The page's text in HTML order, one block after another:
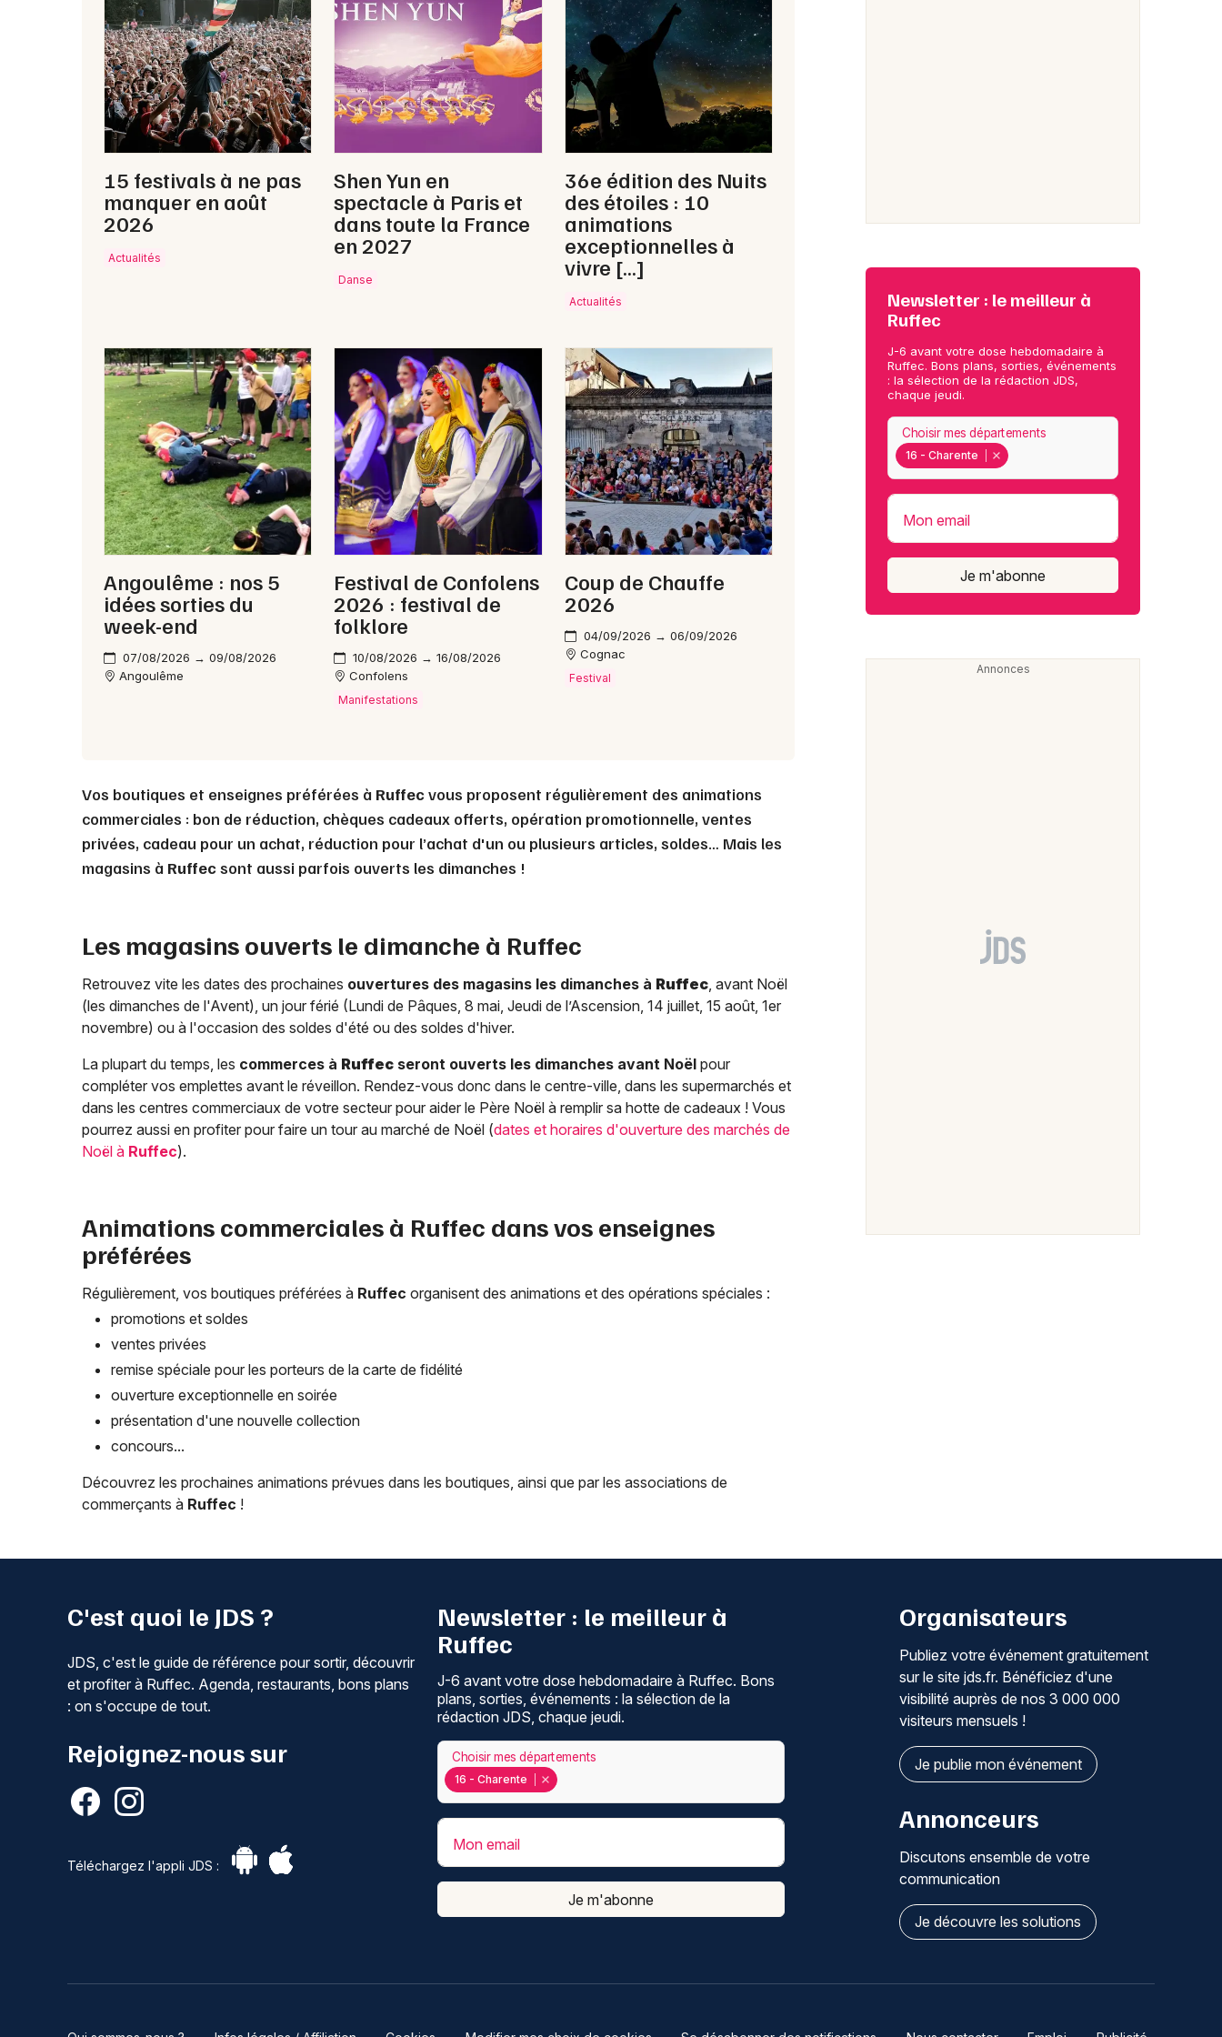
Animations commerciales en Nouvelle-
Aquitaine
Newsletter des sorties
Artistes en tournée
Actus à Ruffec
Magazine à Ruffec
16 - Charente
Choisir mes départements
Mon email
Je m'abonne
15 festivals à ne pas
manquer en août
2026
Actualités
Shen Yun en
spectacle à Paris et
dans toute la France
en 2027
Danse
36e édition des Nuits
des étoiles : 10
animations
exceptionnelles à
vivre […]
Actualités
Angoulême : nos 5
idées sorties du
week-end
07/08/2026 → 09/08/2026
Angoulême
Festival de Confolens
2026 : festival de
folklore
10/08/2026 → 16/08/2026
Confolens
Manifestations
Coup de Chauffe
2026
04/09/2026 → 06/09/2026
Cognac
Festival
Vos boutiques et enseignes préférées à Ruffec vous proposent régulièrement des animations
commerciales : bon de réduction, chèques cadeaux offerts, opération promotionnelle, ventes
privées, cadeau pour un achat, réduction pour l’achat d'un ou plusieurs articles, soldes… Mais les
magasins à Ruffec sont aussi parfois ouverts les dimanches !
Les magasins ouverts le dimanche à Ruffec
Retrouvez vite les dates des prochaines ouvertures des magasins les dimanches à Ruffec, avant Noël
(les dimanches de l'Avent), un jour férié (Lundi de Pâques, 8 mai, Jeudi de l’Ascension, 14 juillet, 15 août, 1er
novembre) ou à l'occasion des soldes d'été ou des soldes d'hiver.
La plupart du temps, les commerces à Ruffec seront ouverts les dimanches avant Noël pour
compléter vos emplettes avant le réveillon. Rendez-vous donc dans le centre-ville, dans les supermarchés et
dans les centres commerciaux de votre secteur pour aider le Père Noël à remplir sa hotte de cadeaux ! Vous
pourrez aussi en profiter pour faire un tour au marché de Noël (dates et horaires d'ouverture des marchés de
Noël à Ruffec).
Animations commerciales à Ruffec dans vos enseignes
préférées
Régulièrement, vos boutiques préférées à Ruffec organisent des animations et des opérations spéciales :
promotions et soldes
ventes privées
remise spéciale pour les porteurs de la carte de fidélité
ouverture exceptionnelle en soirée
présentation d'une nouvelle collection
concours...
Découvrez les prochaines animations prévues dans les boutiques, ainsi que par les associations de
commerçants à Ruffec !
Newsletter : le meilleur à
Ruffec
J-6 avant votre dose hebdomadaire à
Ruffec. Bons plans, sorties, événements
: la sélection de la rédaction JDS,
chaque jeudi.
16 - Charente
Choisir mes départements
Mon email
Je m'abonne
C'est quoi le JDS ?
JDS, c'est le guide de référence pour sortir, découvrir
et profiter à Ruffec. Agenda, restaurants, bons plans
: on s'occupe de tout.
Rejoignez-nous sur
Téléchargez l'appli JDS :
Newsletter : le meilleur à
Ruffec
J-6 avant votre dose hebdomadaire à Ruffec. Bons
plans, sorties, événements : la sélection de la
rédaction JDS, chaque jeudi.
16 - Charente
Choisir mes départements
Mon email
Je m'abonne
Organisateurs
Publiez votre événement gratuitement
sur le site jds.fr. Bénéficiez d'une
visibilité auprès de nos 3 000 000
visiteurs mensuels !
Je publie mon événement
Annonceurs
Discutons ensemble de votre
communication
Je découvre les solutions